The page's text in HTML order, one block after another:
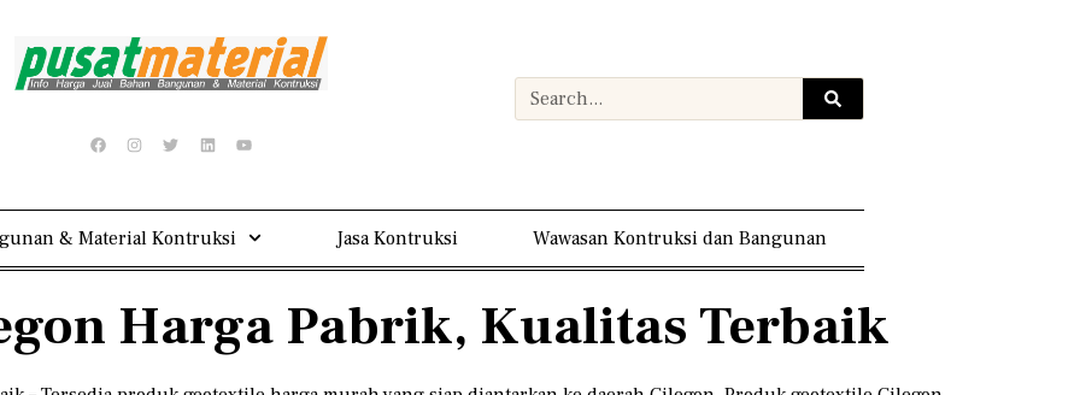
& Material Kontruksi Jasa Kontruksi Wawasan Kontruksi dan Bangunan
Harga Pabrik, Kualitas Terbaik